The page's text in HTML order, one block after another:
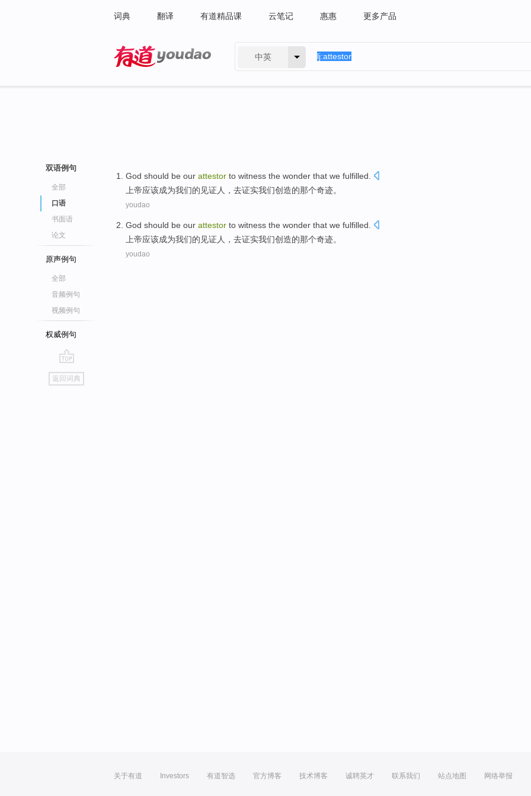
词典 翻译 有道精品课 云笔记 惠惠 更多产品
中英
双语例句
全部
口语
书面语
论文
原声例句
全部
音频例句
视频例句
权威例句
go
top
返回词典
God should be our attestor to witness the wonder that we fulfilled.
上帝应该成为我们的 见证人 ，去证实我们创造的那个奇迹。
youdao
God should be our attestor to witness the wonder that we fulfilled.
上帝应该成为我们的 见证人 ，去证实我们创造的那个奇迹。
youdao
关于有道 Investors 有道智选 官方博客 技术博客 诚聘英才 联系我们 站点地图 网络举报